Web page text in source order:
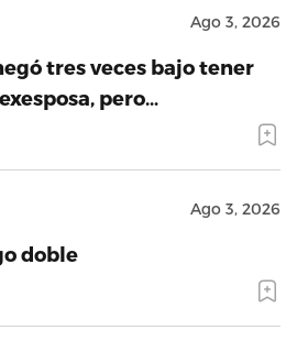
Ago 3, 2026
tres veces bajo tener
pero…
Ago 3, 2026
doble